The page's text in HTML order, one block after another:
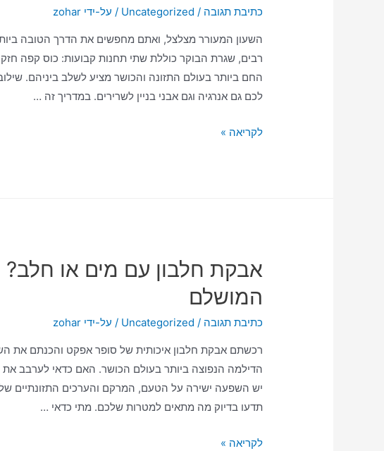
כתיבת תגובה /
Uncategorized / על-ידי zohar
השעון המעורר מצלצל, ואתם מחפשים את הדרך הטובה
רבים, שגרת הבוקר כוללת שתי תחנות קבועות: כוס קפה חזקה
החם ביותר בעולם התזונה והכושר מציע לשלב ביניהם.
לכם גם אנרגיה וגם אבני בניין לשרירים. במדריך זה …
לקריאה »
אבקת חלבון עם מים או חלב?
המושלם
כתיבת תגובה /
Uncategorized / על-ידי zohar
רכשתם אבקת חלבון איכותית של סופר אפקט והכנתם את
הדילמה הנפוצה ביותר בעולם הכושר. האם כדאי לערבב
יש השפעה ישירה על הטעם, המרקם והערכים התזונתיים
תדעו בדיוק מה מתאים למטרות שלכם. מתי כדאי …
לקריאה »